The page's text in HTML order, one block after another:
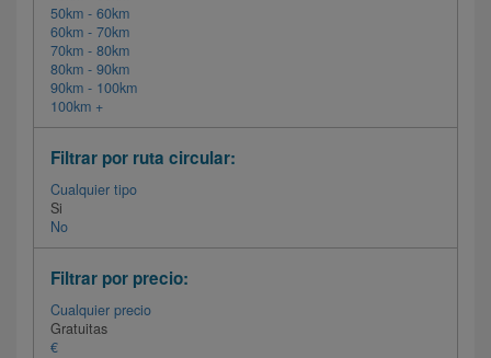
50km - 60km
60km - 70km
70km - 80km
80km - 90km
90km - 100km
100km +
Filtrar por ruta circular:
Cualquier tipo
Si
No
Filtrar por precio:
Cualquier precio
Gratuitas
€